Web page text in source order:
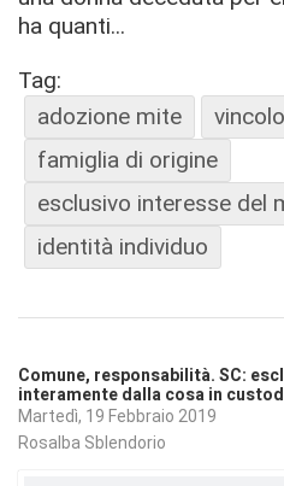
ha quanti...
Tag:
adozione mite
famiglia di origine
esclusivo interesse del
identità individuo
Comune, responsabilità. SC:
interamente dalla cosa in
Martedì, 19 Febbraio 2019
Rosalba Sblendorio